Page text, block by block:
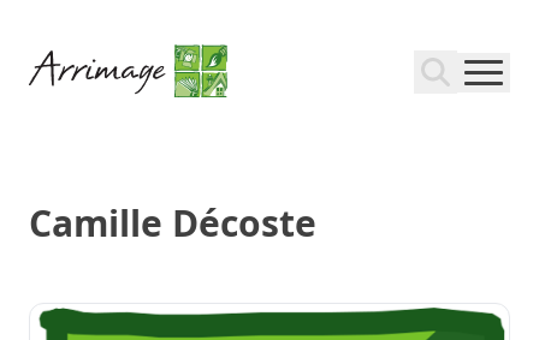
Camille Décoste